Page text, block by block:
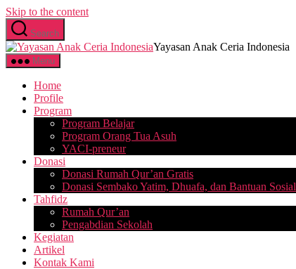
Skip to the content
Search
Yayasan Anak Ceria Indonesia
Menu
Home
Profile
Program
Program Belajar
Program Orang Tua Asuh
YACI-preneur
Donasi
Donasi Rumah Qur’an Gratis
Donasi Sembako Yatim, Dhuafa, dan Bantuan Sosial
Tahfidz
Rumah Qur’an
Pengabdian Sekolah
Kegiatan
Artikel
Kontak Kami